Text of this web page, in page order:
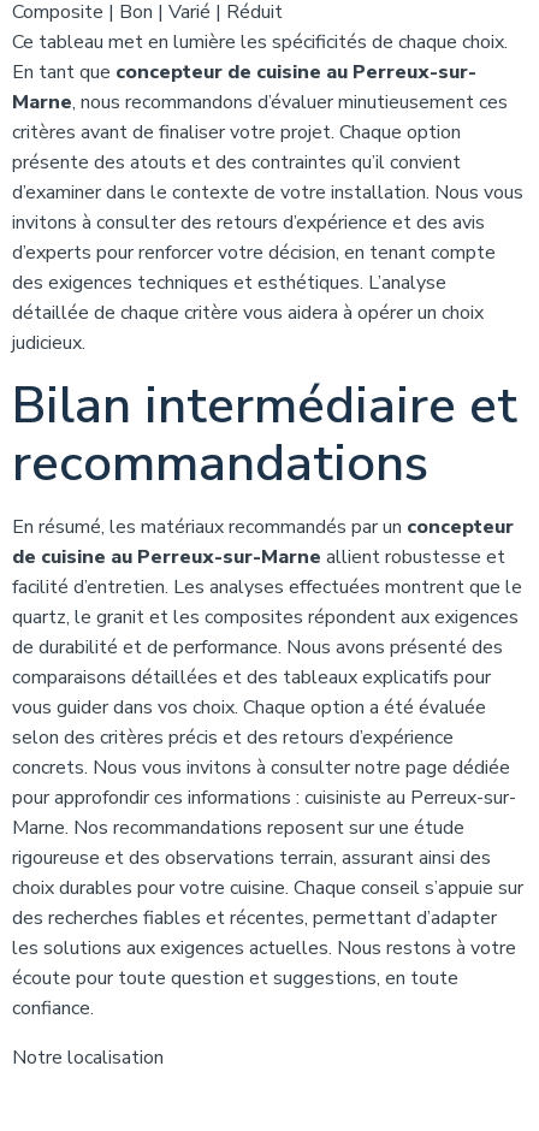
Composite | Bon | Varié | Réduit
Ce tableau met en lumière les spécificités de chaque choix.
En tant que concepteur de cuisine au Perreux-sur-
Marne, nous recommandons d’évaluer minutieusement ces
critères avant de finaliser votre projet. Chaque option
présente des atouts et des contraintes qu’il convient
d’examiner dans le contexte de votre installation. Nous vous
invitons à consulter des retours d’expérience et des avis
d’experts pour renforcer votre décision, en tenant compte
des exigences techniques et esthétiques. L’analyse
détaillée de chaque critère vous aidera à opérer un choix
judicieux.
Bilan intermédiaire et
recommandations
En résumé, les matériaux recommandés par un concepteur
de cuisine au Perreux-sur-Marne allient robustesse et
facilité d’entretien. Les analyses effectuées montrent que le
quartz, le granit et les composites répondent aux exigences
de durabilité et de performance. Nous avons présenté des
comparaisons détaillées et des tableaux explicatifs pour
vous guider dans vos choix. Chaque option a été évaluée
selon des critères précis et des retours d’expérience
concrets. Nous vous invitons à consulter notre page dédiée
pour approfondir ces informations : cuisiniste au Perreux-sur-
Marne. Nos recommandations reposent sur une étude
rigoureuse et des observations terrain, assurant ainsi des
choix durables pour votre cuisine. Chaque conseil s’appuie sur
des recherches fiables et récentes, permettant d’adapter
les solutions aux exigences actuelles. Nous restons à votre
écoute pour toute question et suggestions, en toute
confiance.
Notre localisation